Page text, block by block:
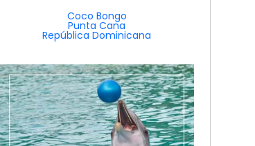
Coco Bongo
Punta Cana
República Dominicana